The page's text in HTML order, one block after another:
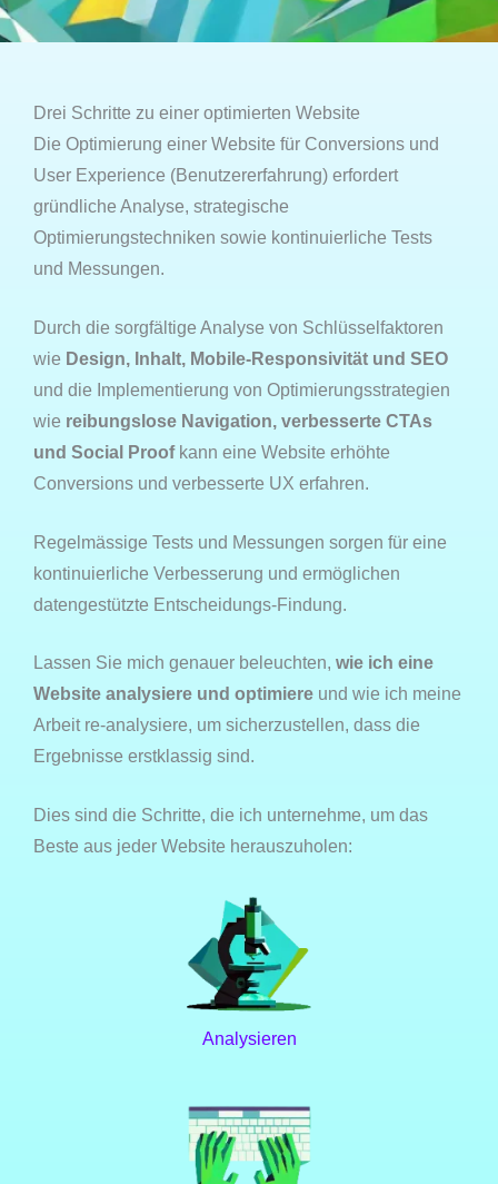
Drei Schritte zu einer optimierten Website
Die Optimierung einer Website für Conversions und
User Experience (Benutzererfahrung) erfordert
gründliche Analyse, strategische
Optimierungstechniken sowie kontinuierliche Tests
und Messungen.
Durch die sorgfältige Analyse von Schlüsselfaktoren
wie Design, Inhalt, Mobile-Responsivität und SEO
und die Implementierung von Optimierungsstrategien
wie reibungslose Navigation, verbesserte CTAs
und Social Proofkann eine Website erhöhte
Conversions und verbesserte UX erfahren.
Regelmässige Tests und Messungen sorgen für eine
kontinuierliche Verbesserung und ermöglichen
datengestützte Entscheidungs-Findung.
Lassen Sie mich genauer beleuchten, wie ich eine
Website analysiere und optimiere und wie ich meine
Arbeit re-analysiere, um sicherzustellen, dass die
Ergebnisse erstklassig sind.
Dies sind die Schritte, die ich unternehme, um das
Beste aus jeder Website herauszuholen:
Analysieren